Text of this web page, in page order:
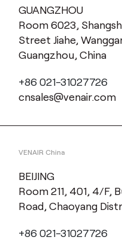
GUANGZHOU
Room 6023,
Street Jiahe,
Guangzhou, China
+86 021-31027726
cnsales@venair.com
VENAIR China
BEIJING
Room 211, 401, 4/F,
Road, Chaoyang
+86 021-31027726